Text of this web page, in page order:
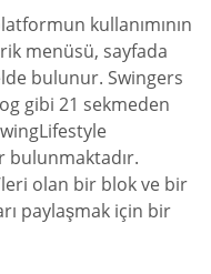
kullanımının
menüsü, sayfada
bulunur. Swingers
gibi 21 sekmeden
bulunmaktadır.
olan bir blok ve bir
paylaşmak için bir